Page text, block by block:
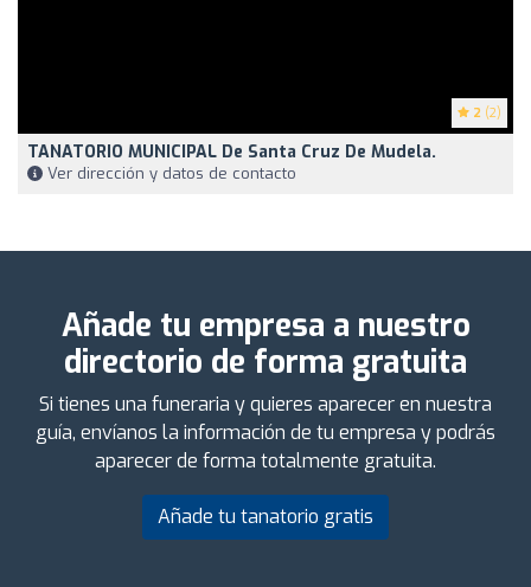
2 (2)
TANATORIO MUNICIPAL De Santa Cruz De Mudela.
Ver dirección y datos de contacto
Añade tu empresa a nuestro
directorio de forma gratuita
Si tienes una funeraria y quieres aparecer en nuestra
guía, envíanos la información de tu empresa y podrás
aparecer de forma totalmente gratuita.
Añade tu tanatorio gratis